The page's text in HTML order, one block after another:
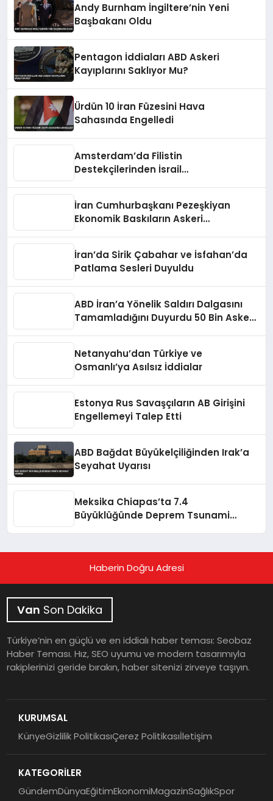
Andy Burnham İngiltere’nin Yeni
Başbakanı Oldu
Pentagon İddiaları ABD Askeri
Kayıplarını Saklıyor Mu?
Ürdün 10 İran Füzesini Hava
Sahasında Engelledi
Amsterdam’da Filistin
Destekçilerinden İsrail
İran Cumhurbaşkanı Pezeşkiyan
Ekonomik Baskıların Askeri
İran’da Sirik Çabahar ve İsfahan’da
Patlama Sesleri Duyuldu
ABD İran’a Yönelik Saldırı Dalgasını
Tamamladığını Duyurdu 50 Bin Asker
Netanyahu’dan Türkiye ve
Osmanlı’ya Asılsız İddialar
Estonya Rus Savaşçıların AB Girişini
Engellemeyi Talep Etti
ABD Bağdat Büyükelçiliğinden Irak’a
Seyahat Uyarısı
Meksika Chiapas’ta 7.4
Büyüklüğünde Deprem Tsunami
Haberin Doğru Adresi
Van Son Dakika
Türkiye’nin en güçlü ve en iddialı haber teması: Seobaz
Haber Teması. Hız, SEO uyumu ve modern tasarımıyla
rakiplerinizi geride bırakın, haber sitenizi zirveye taşıyın.
KURUMSAL
KünyeGizlilik PolitikasıÇerez Politikasıİletişim
KATEGORİLER
GündemDünyaEğitimEkonomiMagazinSağlıkSpor